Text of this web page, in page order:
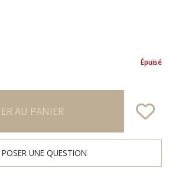
Épuisé
AU PANIER
UNE QUESTION